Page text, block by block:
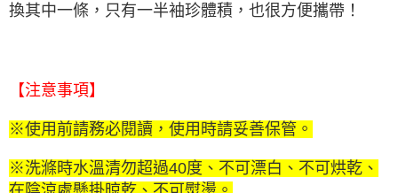
換其中一條，只有一半袖珍體積，也很方便攜帶！
【注意事項】
※使用前請務必閱讀，使用時請妥善保管。
※洗滌時水溫清勿超過40度、不可漂白、不可烘乾、